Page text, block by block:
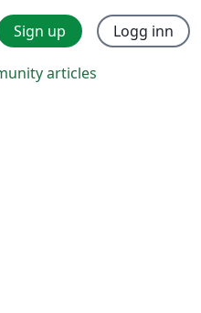
Sign up Logg inn
articles